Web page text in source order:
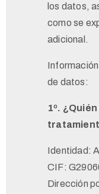
los datos,
como se
adicional.
de datos:
1º.
Identidad:
CIF:
Dirección